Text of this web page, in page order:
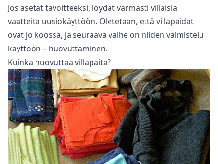
Jos asetat tavoitteeksi, löydät varmasti villaisia
vaatteita uusiokäyttöön. Oletetaan, että villapaidat
ovat jo koossa, ja seuraava vaihe on niiden valmistelu
käyttöön – huovuttaminen.
Kuinka huovuttaa villapaita?